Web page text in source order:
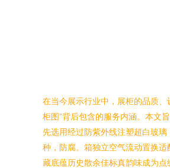
在当今展示行业中，展柜的品质
柜图”背后包含的服务内涵。本文
先选用经过防紫外线注塑超白玻
种，防腐。箱独立空气流动置换
藏底蕴历史散余佳标真韵味成为